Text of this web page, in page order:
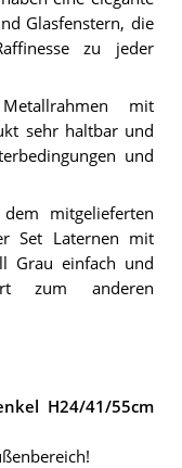
Glasfenstern, die
zu jeder
mit
sehr haltbar und
und
mitgelieferten
Set Laternen mit
Grau einfach und
zum anderen
H24/41/55cm